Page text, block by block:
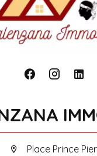
Place Prince